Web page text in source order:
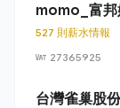
momo_富邦
527 則薪水情報
27365925
台灣雀巢股